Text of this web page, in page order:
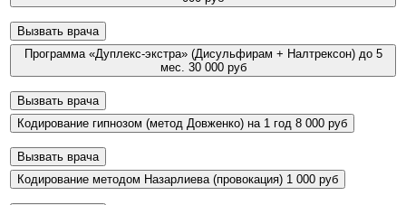
Вызвать врача
Программа «Дуплекс-экстра» (Дисульфирам + Налтрексон) до 5
мес. 30 000 руб
Вызвать врача
Кодирование гипнозом (метод Довженко) на 1 год 8 000 руб
Вызвать врача
Кодирование методом Назарлиева (провокация) 1 000 руб